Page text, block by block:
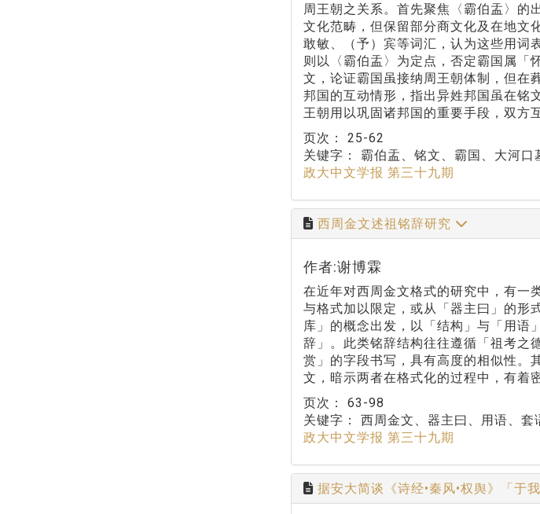
周王朝之关系。首先聚焦〈霸伯盂〉的
文化范畴，但保留部分商文化及在地文
敢敏、（予）宾等词汇，认为这些用词
则以〈霸伯盂〉为定点，否定霸国属「
文，论证霸国虽接纳周王朝体制，但在
邦国的互动情形，指出异姓邦国虽在铭
王朝用以巩固诸邦国的重要手段，双方
页次： 25-62
关键字： 霸伯盂、铭文、霸国、大河口
政大中文学报 第三十九期
西周金文述祖铭辞研究
作者:谢博霖
在近年对西周金文格式的研究中，有一
与格式加以限定，或从「器主曰」的形
库」的概念出发，以「结构」与「用语
辞」。此类铭辞结构往往遵循「祖考之
赏」的字段书写，具有高度的相似性。
文，暗示两者在格式化的过程中，有着
页次： 63-98
关键字： 西周金文、器主曰、用语、套
政大中文学报 第三十九期
据安大简谈《诗经•秦风•权舆》「于